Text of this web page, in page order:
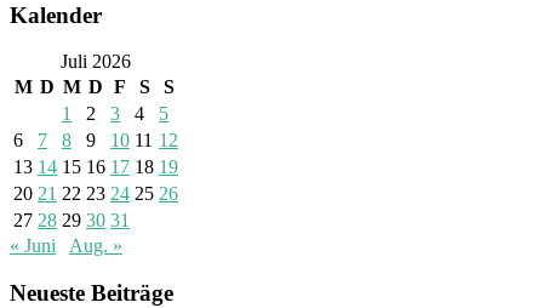
Kalender
Juli 2026
M D M D F S
S
1
2 3 4
5
6
7 8 9 10 11 12
13 14 15 16 17 18 19
20 21 22 23 24 25 26
27 28 29 30 31
« Juni
Aug. »
Neueste Beiträge